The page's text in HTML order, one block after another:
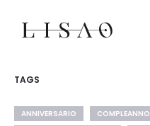
TAGS
ANNIVERSARIO COMPLEANNO